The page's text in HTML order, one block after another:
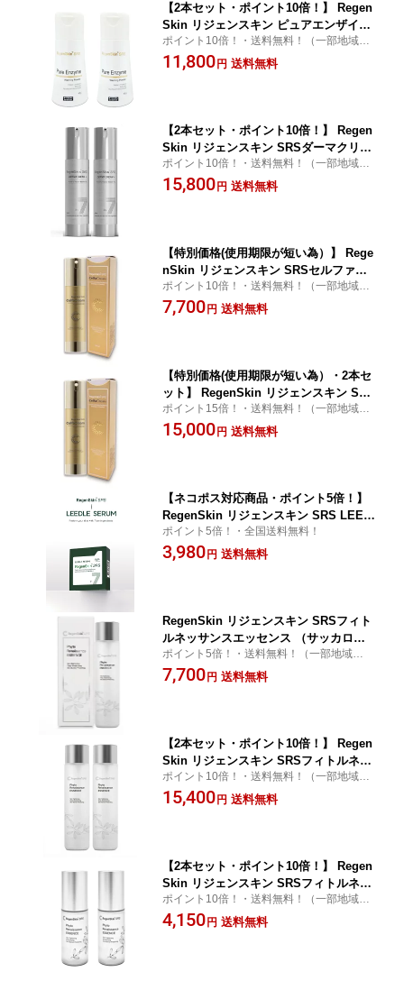
【2本セット・ポイント10倍！】 Regen
Skin リジェンスキン ピュアエンザイム
ウォッシングパウダー （酵素洗顔剤）
ポイント10倍！・送料無料！（一部地域を
除く）
11,800 円 送料無料
【2本セット・ポイント10倍！】 Regen
Skin リジェンスキン SRSダーマクリー
ムプラス （エクトイン配合・コルチゾ
ン不使用）
ポイント10倍！・送料無料！（一部地域を
除く）
15,800 円 送料無料
【特別価格(使用期限が短い為）】 Rege
nSkin リジェンスキン SRSセルファク
リーム （ヒト臍帯血幹細胞順化培養液
配合）
ポイント10倍！・送料無料！（一部地域を
除く）
7,700 円 送料無料
【特別価格(使用期限が短い為）・2本セ
ット】 RegenSkin リジェンスキン SRS
セルファクリーム （ヒト臍帯血幹細胞
順化培養液配合）
ポイント15倍！・送料無料！（一部地域を
除く）
15,000 円 送料無料
【ネコポス対応商品・ポイント5倍！】
RegenSkin リジェンスキン SRS LEED
LE リードルセラム
ポイント5倍！・全国送料無料！
3,980 円 送料無料
RegenSkin リジェンスキン SRSフィト
ルネッサンスエッセンス （サッカロミ
セス配合・化粧水）
ポイント5倍！・送料無料！（一部地域を除
く）
7,700 円 送料無料
【2本セット・ポイント10倍！】 Regen
Skin リジェンスキン SRSフィトルネッ
サンスエッセンス （サッカロミセス配
合・化粧水）
ポイント10倍！・送料無料！（一部地域を
除く）
15,400 円 送料無料
【2本セット・ポイント10倍！】 Regen
Skin リジェンスキン SRSフィトルネッ
サンスエッセンス トラベルサイズスプ
レー 50mL ※ 使用期限：2026年12月19
ポイント10倍！・送料無料！（一部地域を
除く）
4,150 円 送料無料